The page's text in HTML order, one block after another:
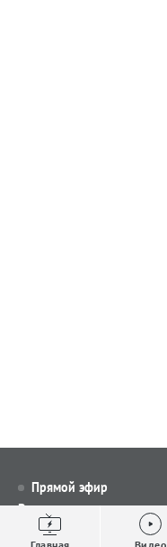
Прямой эфир
Видео
Выпуски новостей